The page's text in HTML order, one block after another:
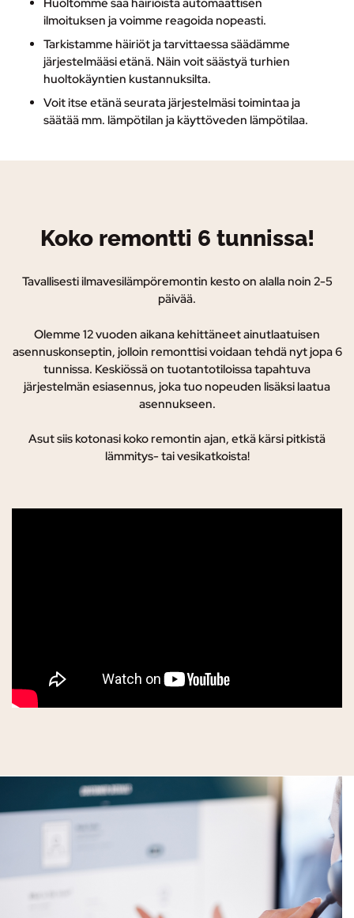
Huoltomme saa häiriöistä automaattisen
ilmoituksen ja voimme reagoida nopeasti.
Tarkistamme häiriöt ja tarvittaessa säädämme
järjestelmääsi etänä. Näin voit säästyä turhien
huoltokäyntien kustannuksilta.
Voit itse etänä seurata järjestelmäsi toimintaa ja
säätää mm. lämpötilan ja käyttöveden lämpötilaa.
Koko remontti 6 tunnissa!
Tavallisesti ilmavesilämpöremontin kesto on alalla noin 2-5
päivää.
Olemme 12 vuoden aikana kehittäneet ainutlaatuisen
asennuskonseptin, jolloin remonttisi voidaan tehdä nyt jopa 6
tunnissa. Keskiössä on tuotantotiloissa tapahtuva
järjestelmän esiasennus, joka tuo nopeuden lisäksi laatua
asennukseen.
Asut siis kotonasi koko remontin ajan, etkä kärsi pitkistä
lämmitys- tai vesikatkoista!